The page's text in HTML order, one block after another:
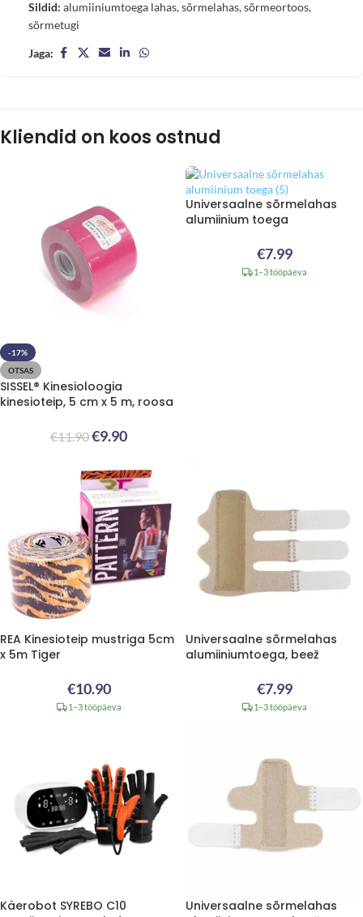
Sildid: alumiiniumtoega lahas,sõrmelahas,sõrmeortoos,
sõrmetugi
Jaga:
Kliendid on koos ostnud
-17%
OTSAS
SISSEL® Kinesioloogia
kinesioteip, 5 cm x 5 m, roosa
€11.90€9.90
Universaalne sõrmelahas
alumiinium toega
€7.99
1–3 tööpäeva
REA Kinesioteip mustriga 5cm
x 5m Tiger
€10.90
1–3 tööpäeva
Universaalne sõrmelahas
alumiiniumtoega, beež
€7.99
1–3 tööpäeva
Käerobot SYREBO C10
Universaalne sõrmelahas